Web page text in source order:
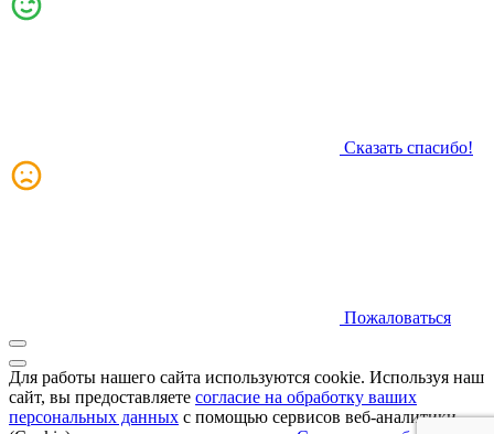
Сказать спасибо!
Пожаловаться
Для работы нашего сайта используются cookie. Используя наш
сайт, вы предоставляете согласие на обработку ваших
персональных данных с помощью сервисов веб-аналитики